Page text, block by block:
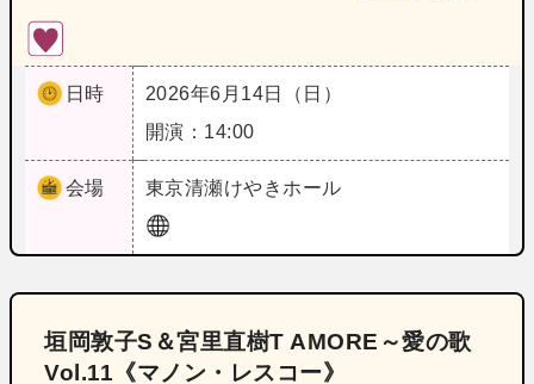
日時
2026年6月14日（日）
開演：14:00
会場 東京清瀬けやきホール
垣岡敦子S＆宮里直樹T AMORE～愛の歌
Vol.11《マノン・レスコー》